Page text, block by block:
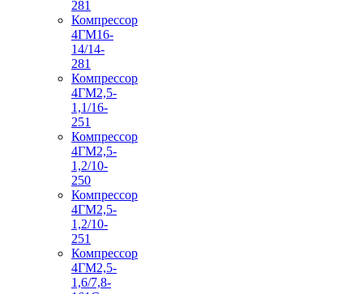
281
Компрессор
4ГМ16-
14/14-
281
Компрессор
4ГМ2,5-
1,1/16-
251
Компрессор
4ГМ2,5-
1,2/10-
250
Компрессор
4ГМ2,5-
1,2/10-
251
Компрессор
4ГМ2,5-
1,6/7,8-